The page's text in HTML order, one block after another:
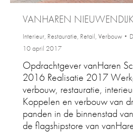
VANHAREN
Interieur, Restauratie, Retail, Verbouw
10 april 2017
Opdrachtgever vanHaren
2016 Realisatie 2017
verbouw, restauratie,
Koppelen en verbouw van
panden in de binnenstad
de flagshipstore van